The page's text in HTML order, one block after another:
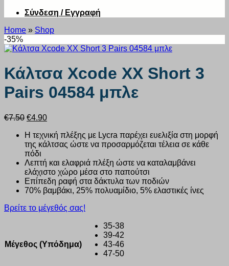
Σύνδεση / Εγγραφή
Home » Shop
-35%
Κάλτσα Xcode XX Short 3
Pairs 04584 μπλε
€7.50 Original
was:
€7.50.
€4.90Η
τιμή
είναι:
Η τεχνική πλέξης με Lycra παρέχει ευελιξία στη μορφή
της κάλτσας ώστε να προσαρμόζεται τέλεια σε κάθε
πόδι
Λεπτή και ελαφριά πλέξη ώστε να καταλαμβάνει
ελάχιστο χώρο μέσα στο παπούτσι
Επίπεδη ραφή στα δάκτυλα των ποδιών
70% βαμβάκι, 25% πολυαμίδιο, 5% ελαστικές ίνες
Βρείτε το μέγεθός σας!
Μέγεθος (Υπόδημα)
35-38
39-42
43-46
47-50